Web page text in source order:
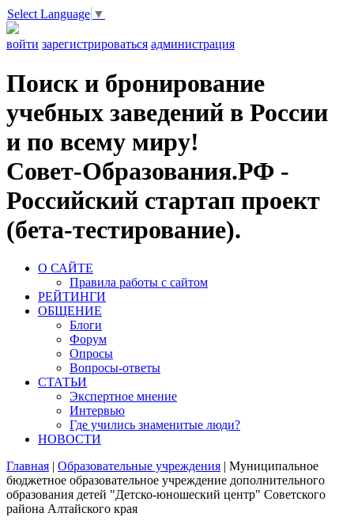
Select Language ▼
войти зарегистрироваться администрация
Поиск и бронирование
учебных заведений в России
и по всему миру!
Совет-Образования.РФ -
Российский стартап проект
(бета-тестирование).
О САЙТЕ
Правила работы с сайтом
РЕЙТИНГИ
ОБЩЕНИЕ
Блоги
Форум
Опросы
Вопросы-ответы
СТАТЬИ
Экспертное мнение
Интервью
Где учились знаменитые люди?
НОВОСТИ
Главная | Образовательные учреждения | Муниципальное
бюджетное образовательное учреждение дополнительного
образования детей "Детско-юношеский центр" Советского
района Алтайского края